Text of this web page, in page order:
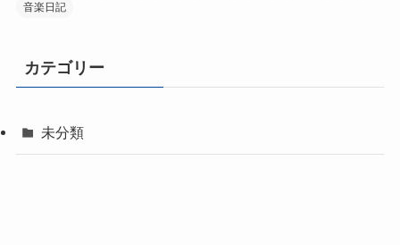
音楽日記
カテゴリー
未分類